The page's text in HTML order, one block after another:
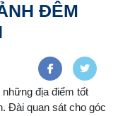
ĐÊM
địa điểm tốt
Đài quan sát cho góc